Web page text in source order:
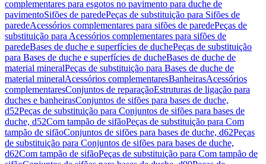
complementares para esgotos no pavimento para duche de
pavimentoSifões de paredePeças de substituição para Sifões de
paredeAcessórios complementares para sifões de paredePeças de
substituição para Acessórios complementares para sifões de
paredeBases de duche e superfícies de duchePeças de substituição
para Bases de duche e superfícies de ducheBases de duche de
material mineralPeças de substituição para Bases de duche de
material mineralAcessórios complementaresBanheirasAcessórios
complementaresConjuntos de reparaçãoEstruturas de ligação para
duches e banheirasConjuntos de sifões para bases de duche,
d52Peças de substituição para Conjuntos de sifões para bases de
duche, d52Com tampão de sifãoPeças de substituição para Com
tampão de sifãoConjuntos de sifões para bases de duche, d62Peças
de substituição para Conjuntos de sifões para bases de duche,
d62Com tampão de sifãoPeças de substituição para Com tampão de